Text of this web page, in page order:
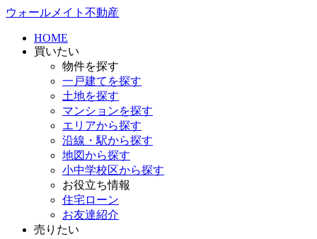
ウォールメイト不動産
HOME
買いたい
物件を探す
一戸建てを探す
土地を探す
マンションを探す
エリアから探す
沿線・駅から探す
地図から探す
小中学校区から探す
お役立ち情報
住宅ローン
お友達紹介
売りたい